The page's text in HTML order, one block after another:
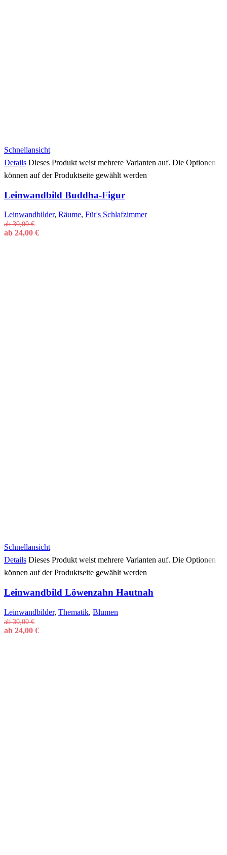
Schnellansicht
Details Dieses Produkt weist mehrere Varianten auf. Die Optionen
können auf der Produktseite gewählt werden
Leinwandbild Buddha-Figur
Leinwandbilder, Räume, Für's Schlafzimmer
ab30,00€
ab 24,00 €
Schnellansicht
Details Dieses Produkt weist mehrere Varianten auf. Die Optionen
können auf der Produktseite gewählt werden
Leinwandbild Löwenzahn Hautnah
Leinwandbilder, Thematik, Blumen
ab30,00€
ab 24,00 €